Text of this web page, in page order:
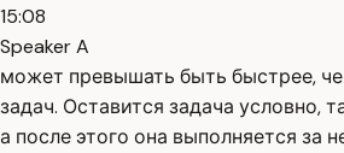
15:08
Speaker A
может превышать быть быстрее,
задач. Оставится задача условно,
а после этого она выполняется за